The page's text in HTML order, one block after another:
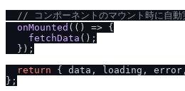
// コンポーネントのマウント時に自動
onMounted ( () => {
fetchData ();
  });
return { data, loading,